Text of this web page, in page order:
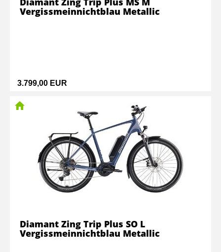
3.799,00 EUR
Vergissmeinnichtblau Metallic
Diamant Zing Trip Plus SO L
Vergissmeinnichtblau Metallic